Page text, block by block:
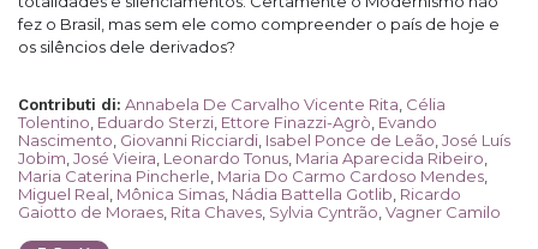
fez o Brasil, mas sem ele como compreender o país de hoje e
os silêncios dele derivados?
Contributi di: Annabela De Carvalho Vicente Rita Célia
Tolentino Eduardo Sterzi Ettore Finazzi-Agrò Evando
Nascimento Giovanni Ricciardi Isabel Ponce de Leão José Luís
Jobim José Vieira Leonardo Tonus Maria Aparecida Ribeiro
Maria Caterina Pincherle Maria Do Carmo Cardoso Mendes
Miguel Real Mônica Simas Nádia Battella Gotlib Ricardo
Gaiotto de Moraes Rita Chaves Sylvia Cyntrão Vagner Camilo